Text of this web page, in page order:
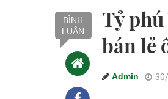
BÌNH
LUẬN
Tỷ
bán lẻ
Admin